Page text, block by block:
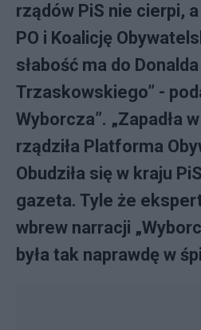
rządów PiS nie cierpi,
PO i Koalicję
słabość ma do
Trzaskowskiego” -
Wyborcza”. „Zapadła
rządziła Platforma
Obudziła się w kraju
gazeta. Tyle że
wbrew narracji
była tak naprawdę w